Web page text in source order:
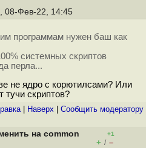
08-Фев-22, 14:45
программам нужен баш как
системных скриптов
перла...
не ядро с корютилсами? Или
тучи скриптов?
| Наверх Cообщить модератору
на common
+1
+ / –